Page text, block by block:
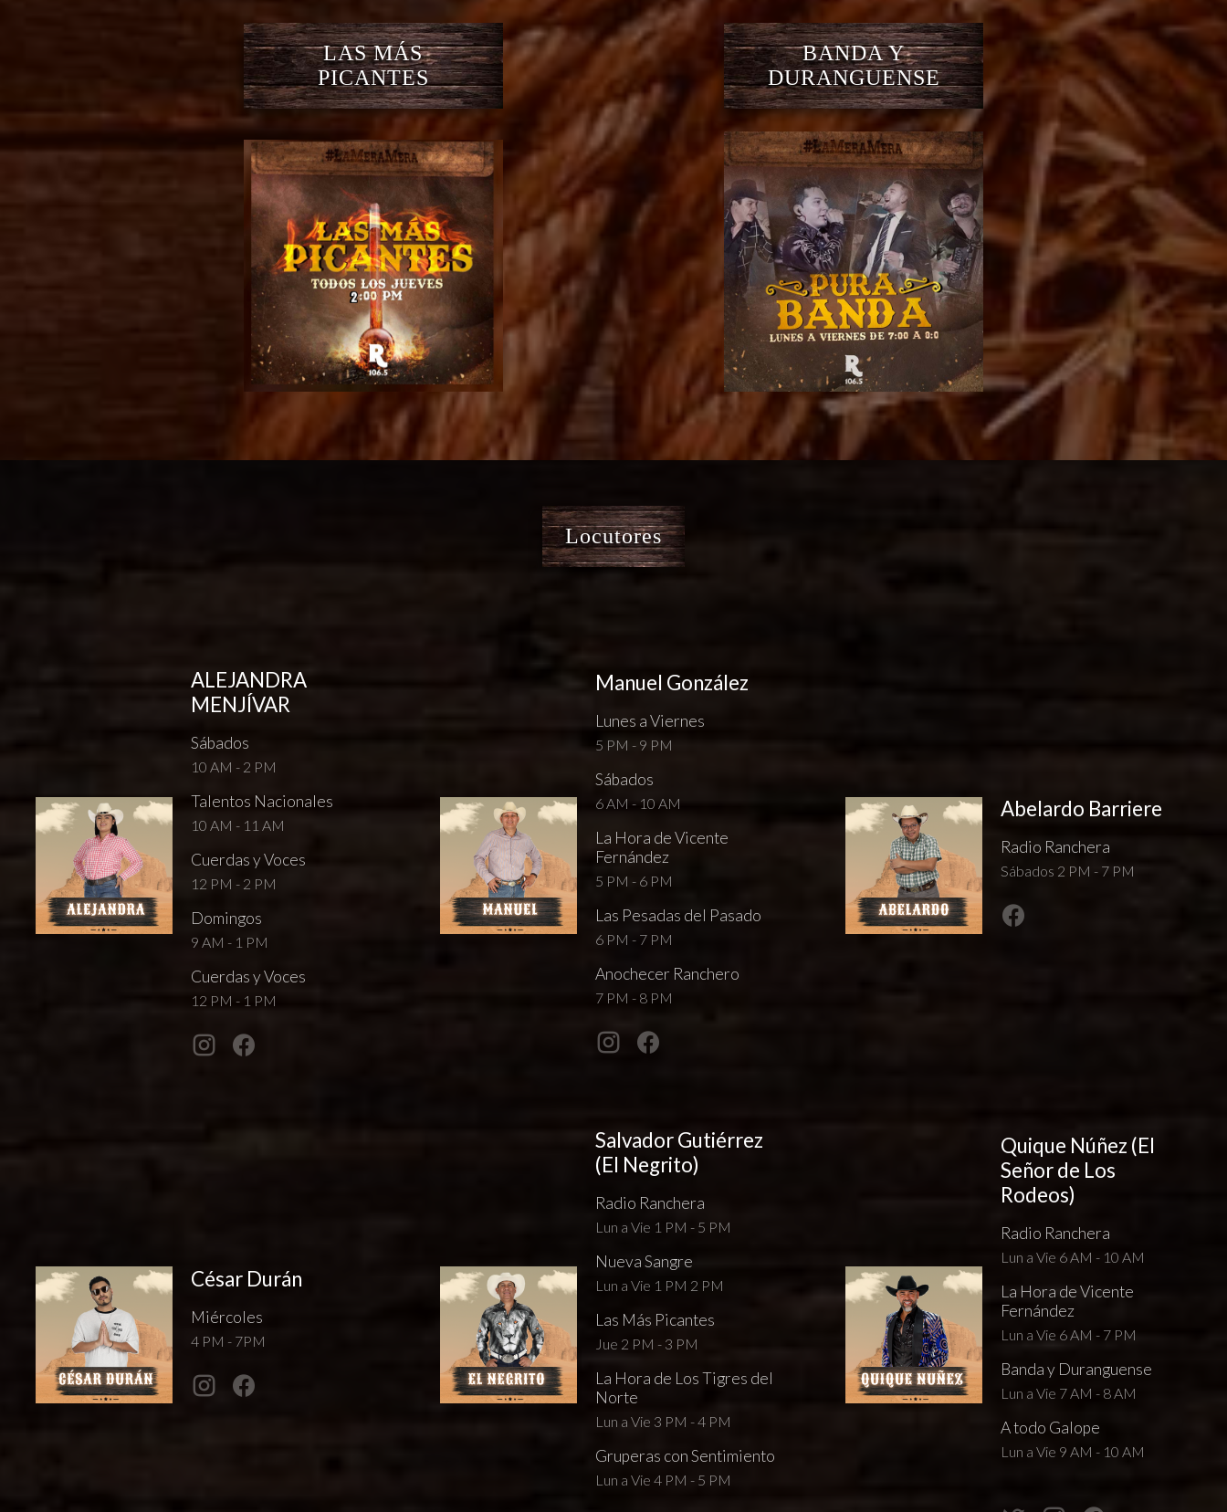
LAS MÁS
PICANTES
BANDA Y
DURANGUENSE
Locutores
ALEJANDRA
MENJÍVAR
Sábados
10 AM - 2 PM
Talentos Nacionales
10 AM - 11 AM
Cuerdas y Voces
12 PM - 2 PM
Domingos
9 AM - 1 PM
Cuerdas y Voces
12 PM - 1 PM
Manuel González
Lunes a Viernes
5 PM - 9 PM
Sábados
6 AM - 10 AM
La Hora de Vicente
Fernández
5 PM - 6 PM
Las Pesadas del Pasado
6 PM - 7 PM
Anochecer Ranchero
7 PM - 8 PM
Abelardo Barriere
Radio Ranchera
Sábados 2 PM - 7 PM
César Durán
Miércoles
4 PM - 7PM
Salvador Gutiérrez
(El Negrito)
Radio Ranchera
Lun a Vie 1 PM - 5 PM
Nueva Sangre
Lun a Vie 1 PM 2 PM
Las Más Picantes
Jue 2 PM - 3 PM
La Hora de Los Tigres del
Norte
Lun a Vie 3 PM - 4 PM
Gruperas con Sentimiento
Lun a Vie 4 PM - 5 PM
Quique Núñez (El
Señor de Los
Rodeos)
Radio Ranchera
Lun a Vie 6 AM - 10 AM
La Hora de Vicente
Fernández
Lun a Vie 6 AM - 7 PM
Banda y Duranguense
Lun a Vie 7 AM - 8 AM
A todo Galope
Lun a Vie 9 AM - 10 AM